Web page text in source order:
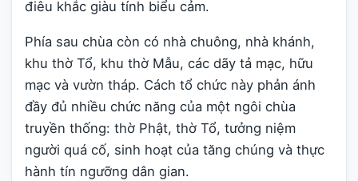
điêu khắc giàu tính biểu cảm.
Phía sau chùa còn có nhà chuông, nhà khánh,
khu thờ Tổ, khu thờ Mẫu, các dãy tả mạc, hữu
mạc và vườn tháp. Cách tổ chức này phản ánh
đầy đủ nhiều chức năng của một ngôi chùa
truyền thống: thờ Phật, thờ Tổ, tưởng niệm
người quá cố, sinh hoạt của tăng chúng và thực
hành tín ngưỡng dân gian.